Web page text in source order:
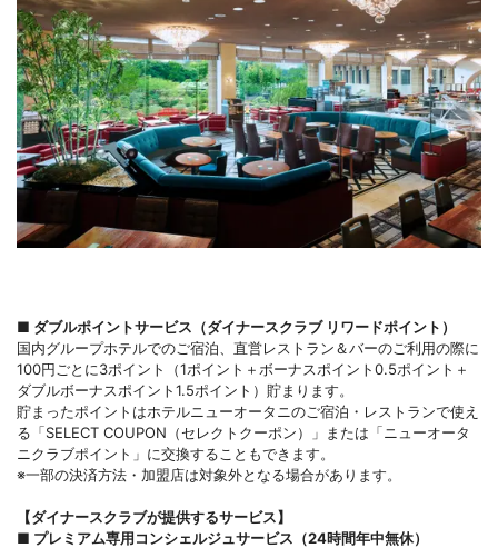
■ ダブルポイントサービス（ダイナースクラブ リワードポイント）
国内グループホテルでのご宿泊、直営レストラン＆バーのご利用の際に
100円ごとに3ポイント（1ポイント＋ボーナスポイント0.5ポイント＋
ダブルボーナスポイント1.5ポイント）貯まります。
貯まったポイントはホテルニューオータニのご宿泊・レストランで使え
る「SELECT COUPON（セレクトクーポン）」または「ニューオータ
ニクラブポイント」に交換することもできます。
※一部の決済方法・加盟店は対象外となる場合があります。
【ダイナースクラブが提供するサービス】
■ プレミアム専用コンシェルジュサービス（24時間年中無休）